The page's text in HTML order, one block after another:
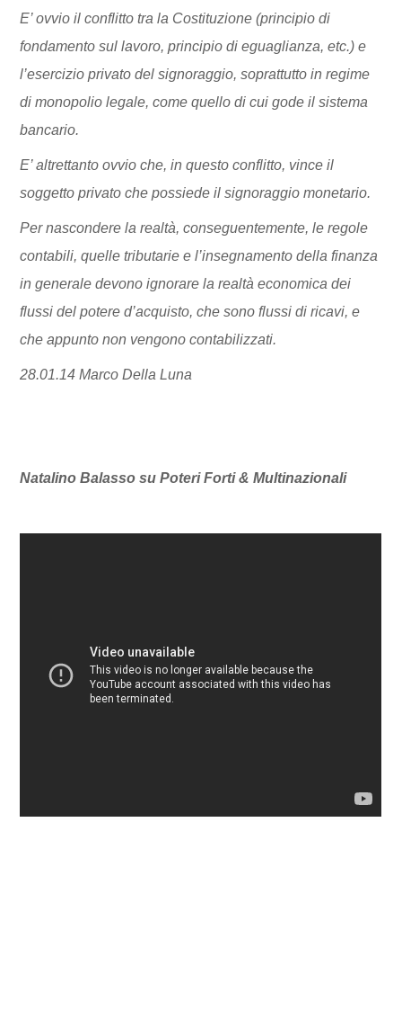
E’ ovvio il conflitto tra la Costituzione (principio di
fondamento sul lavoro, principio di eguaglianza, etc.) e
l’esercizio privato del signoraggio, soprattutto in regime
di monopolio legale, come quello di cui gode il sistema
bancario.
E’ altrettanto ovvio che, in questo conflitto, vince il
soggetto privato che possiede il signoraggio monetario.
Per nascondere la realtà, conseguentemente, le regole
contabili, quelle tributarie e l’insegnamento della finanza
in generale devono ignorare la realtà economica dei
flussi del potere d’acquisto, che sono flussi di ricavi, e
che appunto non vengono contabilizzati.
28.01.14 Marco Della Luna
Natalino Balasso su Poteri Forti & Multinazionali